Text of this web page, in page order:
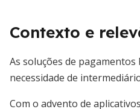
Contexto e
As soluções de
necessidade de
Com o advento de